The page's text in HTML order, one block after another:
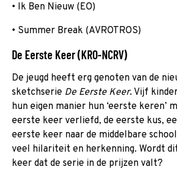
• Ik Ben Nieuw (EO)
• Summer Break (AVROTROS)
De Eerste Keer (KRO-NCRV)
De jeugd heeft erg genoten van de
sketchserie De Eerste Keer. Vijf
hun eigen manier hun ‘eerste keren’
eerste keer verliefd, de eerste kus,
eerste keer naar de middelbare
veel hilariteit en herkenning. Wordt
keer dat de serie in de prijzen valt?